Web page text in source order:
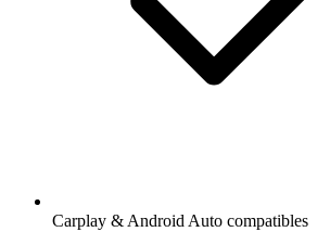
Carplay & Android Auto compatibles